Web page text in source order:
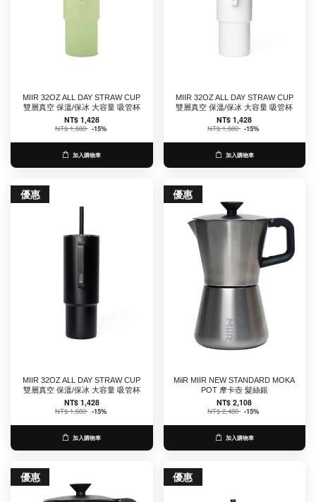
MIIR 32OZ ALL DAY STRAW CUP
雙層真空 保溫/保冰 大容量 吸管杯
NT$ 1,428
NT$ 1,680 -15%
加入購物車
MIIR 32OZ ALL DAY STRAW CUP
雙層真空 保溫/保冰 大容量 吸管杯
NT$ 1,428
NT$ 1,680 -15%
加入購物車
優惠
MIIR 32OZ ALL DAY STRAW CUP
雙層真空 保溫/保冰 大容量 吸管杯
NT$ 1,428
NT$ 1,680 -15%
加入購物車
優惠
MiiR MIIR NEW STANDARD MOKA
POT 摩卡壺 髮絲銀
NT$ 2,108
NT$ 2,480 -15%
加入購物車
優惠 優惠